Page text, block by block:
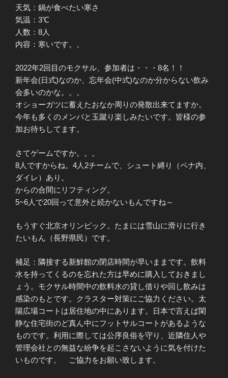
天気：鍋が食べたい寒さ
気温：3℃
人数：8人
内容：寒いです。。
2022年2回目のモクサル、参加者は・・・8名！！
新年会(日式)なのか、忘年会(中式)なのか分からない飲み
会多いのかな。。。
オショーガツに蓄えたおなか周りの発散出来てますか。
今年も多くのメンバと玉蹴り楽しみたいです。皆様の参
加お待ちしてます。
さてゲームですか。。。
8人ですからね。4人2チームで、シュート縛り（ペナ内、
ダイレ）あり。
からの合間にリフティング。
5~6人で20回って意外と続かないもんですね～
もうすぐ北京オリンピック。たまには雪山に滑りに行き
たいもん（長野県民）です。
補足：隣接する新鮮館の閉店時間が早いままです。飲料
水を持ってくるのを忘れた方は早めに購入しておきまし
ょう。モクサル時間中の飲料水の貸し借りや回し飲みは
感染のもとです。クラスター対策にご協力ください。太
陽広場コートは居住地の中にあります。日本で言えば閑
静な住宅街のど真ん中にフットサルコートがあるような
ものです。利用に際しては公序良俗を守り、近隣住人や
管理会社との無益な紛争を起こさないように気を付けた
いものです。 ご協力をお願い致します。